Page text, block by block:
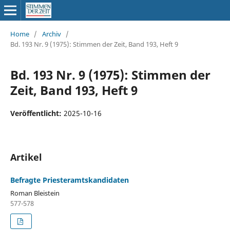
Home / Archiv /
Bd. 193 Nr. 9 (1975): Stimmen der Zeit, Band 193, Heft 9
Bd. 193 Nr. 9 (1975): Stimmen der
Zeit, Band 193, Heft 9
Veröffentlicht: 2025-10-16
Artikel
Befragte Priesteramtskandidaten
Roman Bleistein
577-578